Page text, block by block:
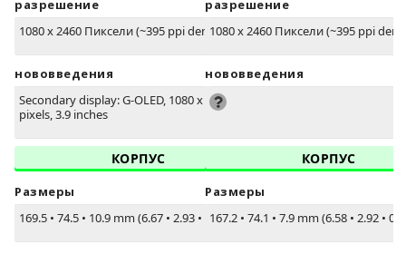
разрешение
1080 x 2460 Пиксели (~395 ppi density)
нововведения
Secondary display: G-OLED, 1080 x 1240
pixels, 3.9 inches
КОРПУС
Размеры
169.5 • 74.5 • 10.9 mm (6.67 • 2.93 • 0.43 in)
разрешение
1080 x 2460 Пиксели (~395 ppi
нововведения
КОРПУС
Размеры
167.2 • 74.1 • 7.9 mm (6.58 • 2.92 •